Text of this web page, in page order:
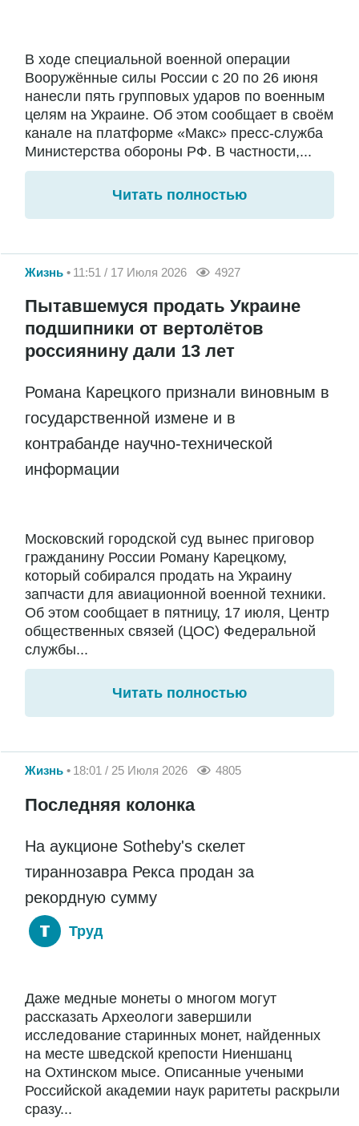
В ходе специальной военной операции
Вооружённые силы России с 20 по 26 июня
нанесли пять групповых ударов по военным
целям на Украине. Об этом сообщает в своём
канале на платформе «Макс» пресс-служба
Министерства обороны РФ. В частности,...
Читать полностью
Жизнь 11:51 / 17 Июля 2026 4927
Пытавшемуся продать Украине
подшипники от вертолётов
россиянину дали 13 лет
Романа Карецкого признали виновным в
государственной измене и в
контрабанде научно-технической
информации
Московский городской суд вынес приговор
гражданину России Роману Карецкому,
который собирался продать на Украину
запчасти для авиационной военной техники.
Об этом сообщает в пятницу, 17 июля, Центр
общественных связей (ЦОС) Федеральной
службы...
Читать полностью
Жизнь 18:01 / 25 Июля 2026 4805
Последняя колонка
На аукционе Sotheby's скелет
тираннозавра Рекса продан за
рекордную сумму
Труд
Даже медные монеты о многом могут
рассказать Археологи завершили
исследование старинных монет, найденных
на месте шведской крепости Ниеншанц
на Охтинском мысе. Описанные учеными
Российской академии наук раритеты раскрыли
сразу...